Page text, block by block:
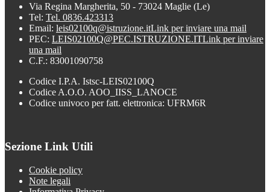
Via Regina Margherita, 50 - 73024 Maglie (Le)
Tel: Tel. 0836.423313
Email: leis02100q@istruzione.itLink per inviare una mail
PEC: LEIS02100Q@PEC.ISTRUZIONE.ITLink per inviare
una mail
C.F.: 83001090758
Codice I.P.A. Istsc-LEIS02100Q
Codice A.O.O. AOO_IISS_LANOCE
Codice univoco per fatt. elettronica: UFRM6R
Sezione Link Utili
Cookie policy
Note legali